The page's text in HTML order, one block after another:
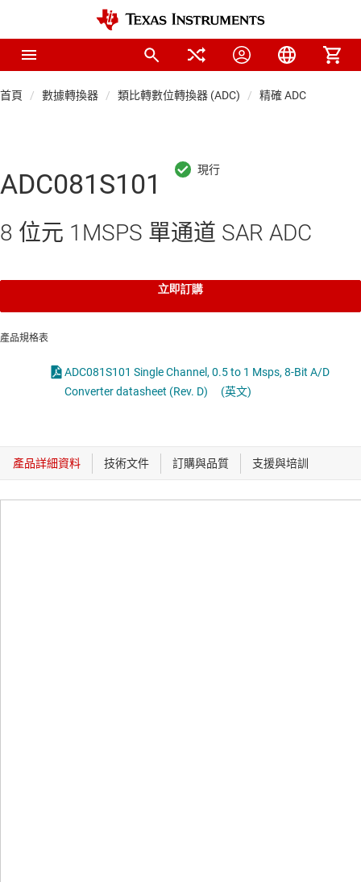
首頁 數據轉換器 類比轉數位轉換器 (ADC) 精確 ADC
ADC081S101
8 位元 1MSPS 單通道 SAR ADC
立即訂購
產品規格表
ADC081S101 Single Channel, 0.5 to 1 Msps, 8-Bit A/D
Converter datasheet (Rev. D)
(英文)